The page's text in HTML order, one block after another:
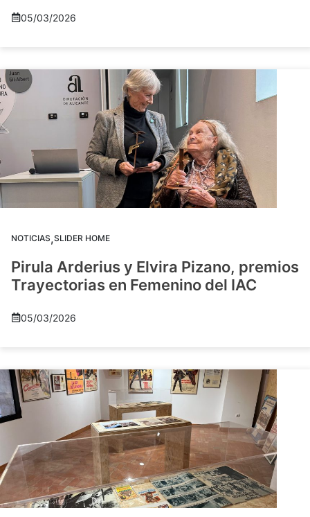
05/03/2026
NOTICIAS,SLIDER HOME
Pirula Arderius y Elvira Pizano, premios
Trayectorias en Femenino del IAC
05/03/2026